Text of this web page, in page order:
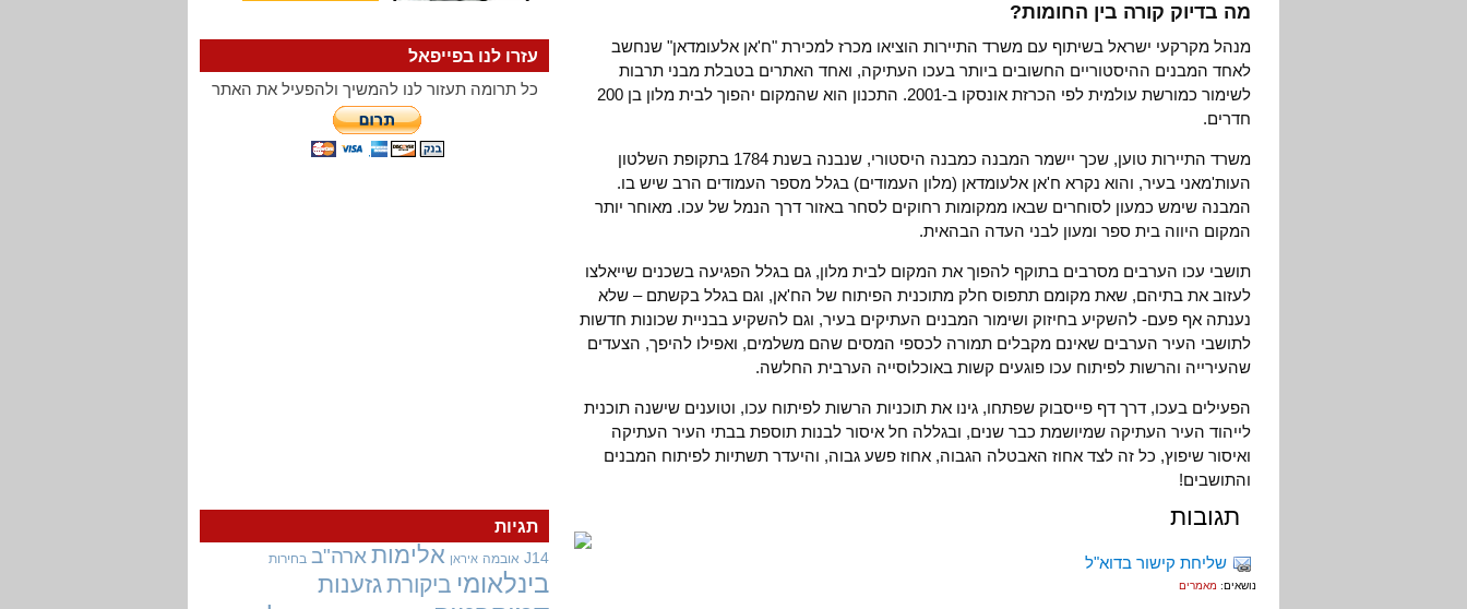
מה בדיוק קורה בין החומות?
מנהל מקרקעי ישראל בשיתוף עם משרד התיירות הוציאו מכרז למכירת "ח'אן אלעומדאן" שנחשב
לאחד המבנים ההיסטוריים החשובים ביותר בעכו העתיקה, ואחד האתרים בטבלת מבני תרבות
לשימור כמורשת עולמית לפי הכרזת אונסקו ב-2001. התכנון הוא שהמקום יהפוך לבית מלון בן 200
חדרים.
משרד התיירות טוען, שכך יישמר המבנה כמבנה היסטורי, שנבנה בשנת 1784 בתקופת השלטון
העות'מאני בעיר, והוא נקרא ח'אן אלעומדאן (מלון העמודים) בגלל מספר העמודים הרב שיש בו.
המבנה שימש כמעון לסוחרים שבאו ממקומות רחוקים לסחר באזור דרך הנמל של עכו. מאוחר יותר
המקום היווה בית ספר ומעון לבני העדה הבהאית.
תושבי עכו הערבים מסרבים בתוקף להפוך את המקום לבית מלון, גם בגלל הפגיעה בשכנים שייאלצו
לעזוב את בתיהם, שאת מקומם תתפוס חלק מתוכנית הפיתוח של הח'אן, וגם בגלל בקשתם – שלא
נענתה אף פעם- להשקיע בחיזוק ושימור המבנים העתיקים בעיר, וגם להשקיע בבניית שכונות חדשות
לתושבי העיר הערבים שאינם מקבלים תמורה לכספי המסים שהם משלמים, ואפילו להיפך, הצעדים
שהעירייה והרשות לפיתוח עכו פוגעים קשות באוכלוסייה הערבית החלשה.
הפעילים בעכו, דרך דף פייסבוק שפתחו, גינו את תוכניות הרשות לפיתוח עכו, וטוענים שישנה תוכנית
לייהוד העיר העתיקה שמיושמת כבר שנים, ובגללה חל איסור לבנות תוספת בבתי העיר העתיקה
ואיסור שיפוץ, כל זה לצד אחוז האבטלה הגבוה, אחוז פשע גבוה, והיעדר תשתיות לפיתוח המבנים
והתושבים!
תגובות
שליחת קישור בדוא"ל
נושאים: מאמרים
עזרו לנו בפייפאל
כל תרומה תעזור לנו להמשיך ולהפעיל את האתר
תגיות
J14 אובמה איראן אלימות ארה"ב בחירות
בינלאומי ביקורתגזענות